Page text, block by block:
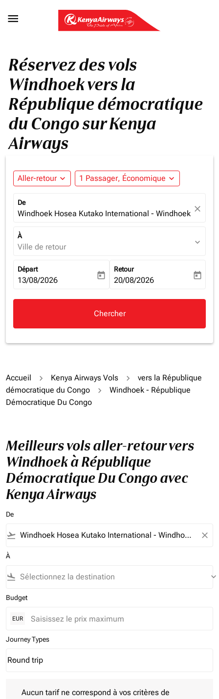

Réservez des vols
Windhoek vers la
République démocratique
du Congo sur Kenya
Airways
Aller-retour expand_more 1 Passager, Économique expand_more
De
Windhoek Hosea Kutako International - Windhoek close
À
Ville de retour expand_more
Départ
fc-booking-departure-date-aria-label
13/08/2026 today
Retour
fc-booking-return-date-aria-
20/08/2026 today
Chercher
Accueil Kenya Airways Vols
vers la République
démocratique du Congo
Windhoek - République
Démocratique Du Congo
Meilleurs vols aller-retour vers
Windhoek à République
Démocratique Du Congo avec
Kenya Airways
De
flight_takeoff close
À
flight_land keyboard_arrow_down
Budget
EUR
Journey Types
Journey Types option Round trip Selected
Round trip
keyboard_arrow_down
Aucun tarif ne correspond à vos critères de